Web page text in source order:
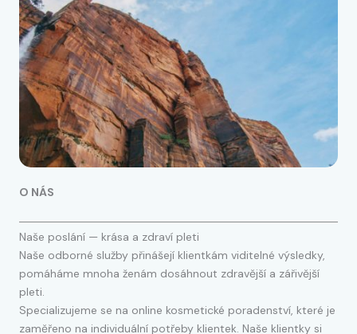
O NÁS
Naše poslání — krása a zdraví pleti
Naše odborné služby přinášejí klientkám viditelné výsledky,
pomáháme mnoha ženám dosáhnout zdravější a zářivější
pleti.
Specializujeme se na online kosmetické poradenství, které je
zaměřeno na individuální potřeby klientek. Naše klientky si